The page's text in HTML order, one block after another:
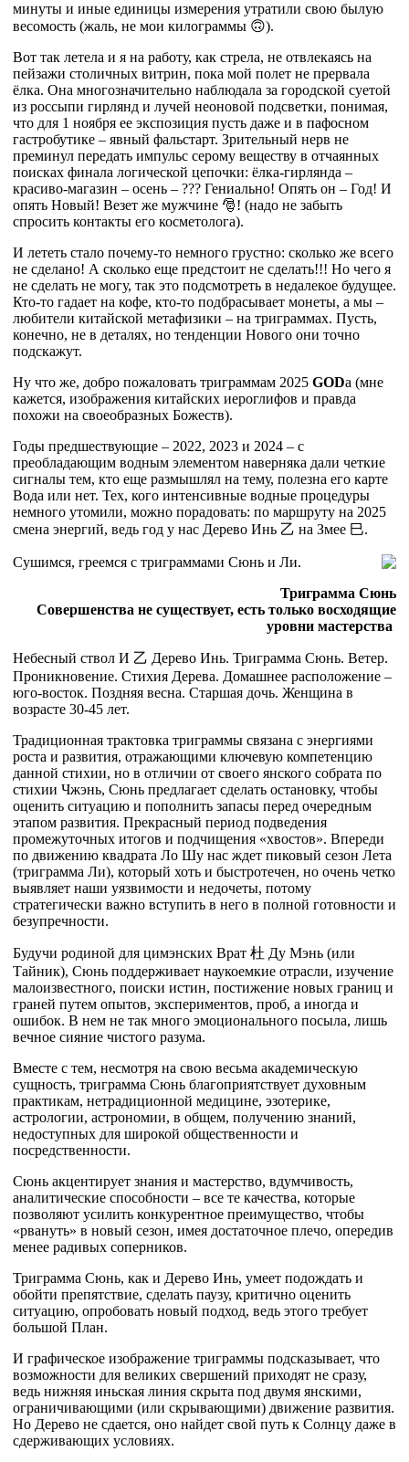
минуты и иные единицы измерения утратили свою былую
весомость (жаль, не мои килограммы 🙃).
Вот так летела и я на работу, как стрела, не отвлекаясь на
пейзажи столичных витрин, пока мой полет не прервала
ёлка. Она многозначительно наблюдала за городской суетой
из россыпи гирлянд и лучей неоновой подсветки, понимая,
что для 1 ноября ее экспозиция пусть даже и в пафосном
гастробутике – явный фальстарт. Зрительный нерв не
преминул передать импульс серому веществу в отчаянных
поисках финала логической цепочки: ёлка-гирлянда –
красиво-магазин – осень – ??? Гениально! Опять он – Год! И
опять Новый! Везет же мужчине 🎅! (надо не забыть
спросить контакты его косметолога).
И лететь стало почему-то немного грустно: сколько же всего
не сделано! А сколько еще предстоит не сделать!!! Но чего я
не сделать не могу, так это подсмотреть в недалекое будущее.
Кто-то гадает на кофе, кто-то подбрасывает монеты, а мы –
любители китайской метафизики – на триграммах. Пусть,
конечно, не в деталях, но тенденции Нового они точно
подскажут.
Ну что же, добро пожаловать триграммам 2025 GODa (мне
кажется, изображения китайских иероглифов и правда
похожи на своеобразных Божеств).
Годы предшествующие – 2022, 2023 и 2024 – с
преобладающим водным элементом наверняка дали четкие
сигналы тем, кто еще размышлял на тему, полезна его карте
Вода или нет. Тех, кого интенсивные водные процедуры
немного утомили, можно порадовать: по маршруту на 2025
смена энергий, ведь год у нас Дерево Инь 乙 на Змее 巳.
Сушимся, греемся с триграммами Сюнь и Ли.
Триграмма Сюнь
Совершенства не существует, есть только восходящие
уровни мастерства
Небесный ствол И 乙 Дерево Инь. Триграмма Сюнь. Ветер.
Проникновение. Стихия Дерева. Домашнее расположение –
юго-восток. Поздняя весна. Старшая дочь. Женщина в
возрасте 30-45 лет.
Традиционная трактовка триграммы связана с энергиями
роста и развития, отражающими ключевую компетенцию
данной стихии, но в отличии от своего янского собрата по
стихии Чжэнь, Сюнь предлагает сделать остановку, чтобы
оценить ситуацию и пополнить запасы перед очередным
этапом развития. Прекрасный период подведения
промежуточных итогов и подчищения «хвостов». Впереди
по движению квадрата Ло Шу нас ждет пиковый сезон Лета
(триграмма Ли), который хоть и быстротечен, но очень четко
выявляет наши уязвимости и недочеты, потому
стратегически важно вступить в него в полной готовности и
безупречности.
Будучи родиной для цимэнских Врат 杜 Ду Мэнь (или
Тайник), Сюнь поддерживает наукоемкие отрасли, изучение
малоизвестного, поиски истин, постижение новых границ и
граней путем опытов, экспериментов, проб, а иногда и
ошибок. В нем не так много эмоционального посыла, лишь
вечное сияние чистого разума.
Вместе с тем, несмотря на свою весьма академическую
сущность, триграмма Сюнь благоприятствует духовным
практикам, нетрадиционной медицине, эзотерике,
астрологии, астрономии, в общем, получению знаний,
недоступных для широкой общественности и
посредственности.
Сюнь акцентирует знания и мастерство, вдумчивость,
аналитические способности – все те качества, которые
позволяют усилить конкурентное преимущество, чтобы
«рвануть» в новый сезон, имея достаточное плечо, опередив
менее радивых соперников.
Триграмма Сюнь, как и Дерево Инь, умеет подождать и
обойти препятствие, сделать паузу, критично оценить
ситуацию, опробовать новый подход, ведь этого требует
большой План.
И графическое изображение триграммы подсказывает, что
возможности для великих свершений приходят не сразу,
ведь нижняя иньская линия скрыта под двумя янскими,
ограничивающими (или скрывающими) движение развития.
Но Дерево не сдается, оно найдет свой путь к Солнцу даже в
сдерживающих условиях.